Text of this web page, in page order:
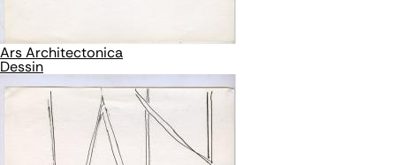
Ars Architectonica
Dessin